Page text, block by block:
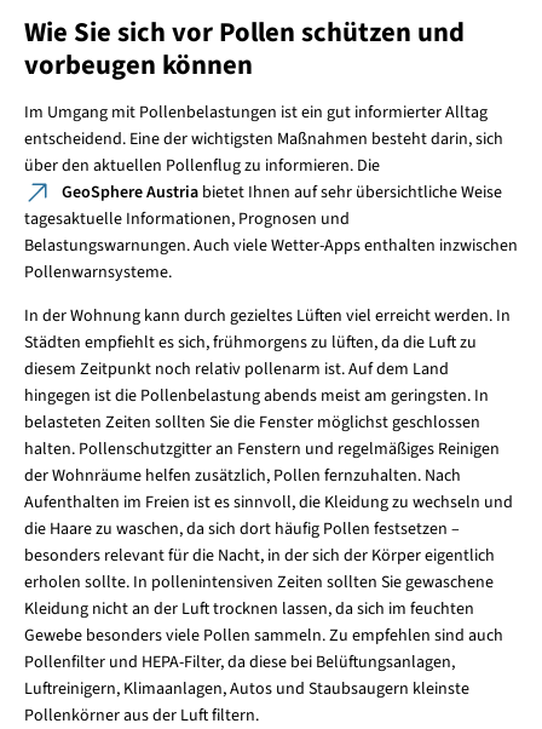
Wie Sie sich vor Pollen schützen und
vorbeugen können
Im Umgang mit Pollenbelastungen ist ein gut informierter Alltag
entscheidend. Eine der wichtigsten Maßnahmen besteht darin, sich
über den aktuellen Pollenflug zu informieren. Die
GeoSphere Austria bietet Ihnen auf sehr übersichtliche Weise
tagesaktuelle Informationen, Prognosen und
Belastungswarnungen. Auch viele Wetter-Apps enthalten inzwischen
Pollenwarnsysteme.
In der Wohnung kann durch gezieltes Lüften viel erreicht werden. In
Städten empfiehlt es sich, frühmorgens zu lüften, da die Luft zu
diesem Zeitpunkt noch relativ pollenarm ist. Auf dem Land
hingegen ist die Pollenbelastung abends meist am geringsten. In
belasteten Zeiten sollten Sie die Fenster möglichst geschlossen
halten. Pollenschutzgitter an Fenstern und regelmäßiges Reinigen
der Wohnräume helfen zusätzlich, Pollen fernzuhalten. Nach
Aufenthalten im Freien ist es sinnvoll, die Kleidung zu wechseln und
die Haare zu waschen, da sich dort häufig Pollen festsetzen –
besonders relevant für die Nacht, in der sich der Körper eigentlich
erholen sollte. In pollenintensiven Zeiten sollten Sie gewaschene
Kleidung nicht an der Luft trocknen lassen, da sich im feuchten
Gewebe besonders viele Pollen sammeln. Zu empfehlen sind auch
Pollenfilter und HEPA-Filter, da diese bei Belüftungsanlagen,
Luftreinigern, Klimaanlagen, Autos und Staubsaugern kleinste
Pollenkörner aus der Luft filtern.